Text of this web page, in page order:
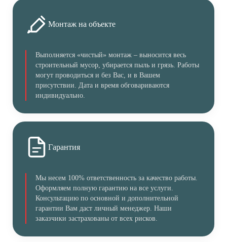
Монтаж на объекте
Выполняется «чистый» монтаж – выносится весь
строительный мусор, убирается пыль и грязь. Работы
могут проводиться и без Вас, и в Вашем
присутствии. Дата и время обговариваются
индивидуально.
Гарантия
Мы несем 100% ответственность за качество работы.
Оформляем полную гарантию на все услуги.
Консультацию по основной и дополнительной
гарантии Вам даст личный менеджер. Наши
заказчики застрахованы от всех рисков.